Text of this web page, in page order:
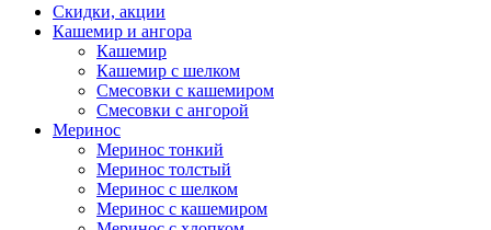
Скидки, акции
Кашемир и ангора
Кашемир
Кашемир с шелком
Смесовки с кашемиром
Смесовки с ангорой
Меринос
Меринос тонкий
Меринос толстый
Меринос с шелком
Меринос с кашемиром